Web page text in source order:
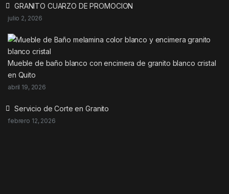
GRANITO CUARZO DE PROMOCION
julio 2, 2026
Mueble de baño blanco con encimera de granito blanco cristal
en Quito
abril 19, 2026
Servicio de Corte en Granito
febrero 12, 2026